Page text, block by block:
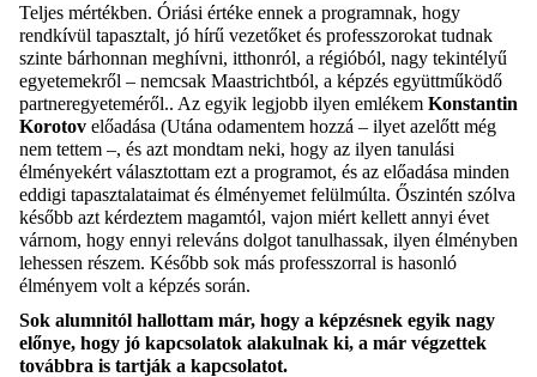
Teljes mértékben. Óriási értéke ennek a programnak, hogy
rendkívül tapasztalt, jó hírű vezetőket és professzorokat tudnak
szinte bárhonnan meghívni, itthonról, a régióból, nagy tekintélyű
egyetemekről – nemcsak Maastrichtból, a képzés együttműködő
partneregyeteméről.. Az egyik legjobb ilyen emlékem Konstantin
Korotov előadása (Utána odamentem hozzá – ilyet azelőtt még
nem tettem –, és azt mondtam neki, hogy az ilyen tanulási
élményekért választottam ezt a programot, és az előadása minden
eddigi tapasztalataimat és élményemet felülmúlta. Őszintén szólva
később azt kérdeztem magamtól, vajon miért kellett annyi évet
várnom, hogy ennyi releváns dolgot tanulhassak, ilyen élményben
lehessen részem. Később sok más professzorral is hasonló
élményem volt a képzés során.
Sok alumnitól hallottam már, hogy a képzésnek egyik nagy
előnye, hogy jó kapcsolatok alakulnak ki, a már végzettek
továbbra is tartják a kapcsolatot.